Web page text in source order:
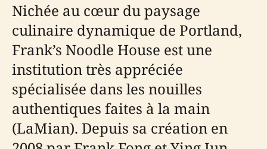
Nichée au cœur du paysage
culinaire dynamique de Portland,
Frank’s Noodle House est une
institution très appréciée
spécialisée dans les nouilles
authentiques faites à la main
(LaMian). Depuis sa création en